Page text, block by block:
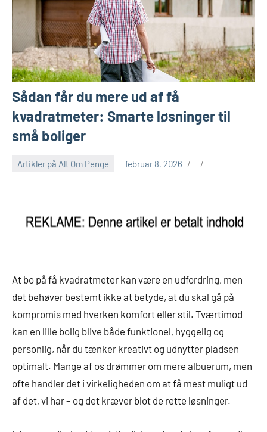
Sådan får du mere ud af få
kvadratmeter: Smarte løsninger til
små boliger
Artikler på Alt Om Penge februar 8, 2026
At bo på få kvadratmeter kan være en udfordring, men
det behøver bestemt ikke at betyde, at du skal gå på
kompromis med hverken komfort eller stil. Tværtimod
kan en lille bolig blive både funktionel, hyggelig og
personlig, når du tænker kreativt og udnytter pladsen
optimalt. Mange af os drømmer om mere albuerum, men
ofte handler det i virkeligheden om at få mest muligt ud
af det, vi har – og det kræver blot de rette løsninger.